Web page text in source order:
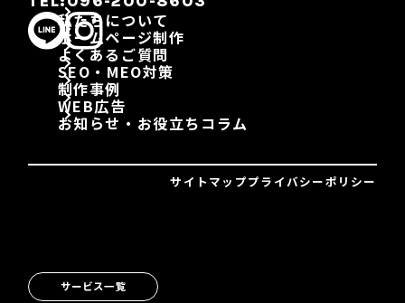
私たちについて
ホームページ制作
よくあるご質問
SEO・MEO対策
制作事例
WEB広告
お知らせ・お役立ちコラム
サイトマッププライバシーポリシー
サービス一覧